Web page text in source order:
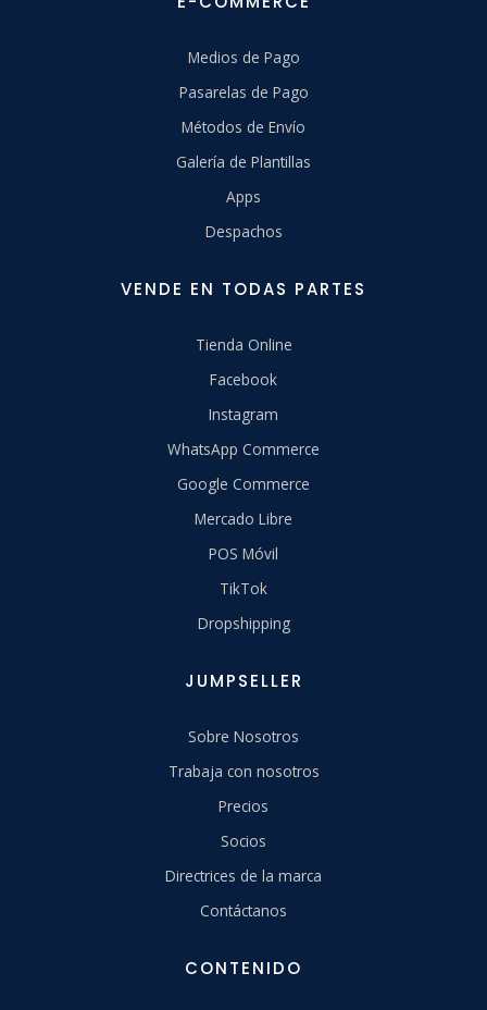
Medios de Pago
Pasarelas de Pago
Métodos de Envío
Galería de Plantillas
Apps
Despachos
VENDE EN TODAS PARTES
Tienda Online
Facebook
Instagram
WhatsApp Commerce
Google Commerce
Mercado Libre
POS Móvil
TikTok
Dropshipping
JUMPSELLER
Sobre Nosotros
Trabaja con nosotros
Precios
Socios
Directrices de la marca
Contáctanos
CONTENIDO